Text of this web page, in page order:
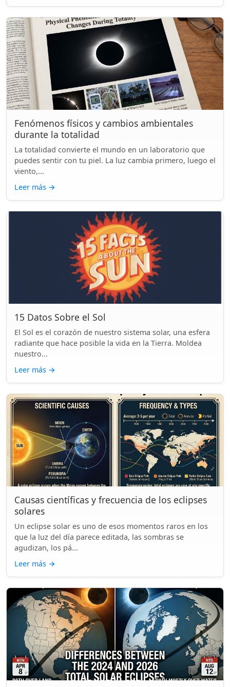
Fenómenos físicos y cambios ambientales
durante la totalidad
La totalidad convierte el mundo en un laboratorio que
puedes sentir con tu piel. La luz cambia primero, luego el
viento,...
Leer más →
15 Datos Sobre el Sol
El Sol es el corazón de nuestro sistema solar, una esfera
radiante que hace posible la vida en la Tierra. Moldea
nuestro...
Leer más →
Causas científicas y frecuencia de los eclipses
solares
Un eclipse solar es uno de esos momentos raros en los
que la luz del día parece editada, las sombras se
agudizan, los pá...
Leer más →